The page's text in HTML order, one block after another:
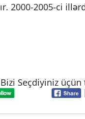
2000-2005-ci
Bizi Seçdiyiniz